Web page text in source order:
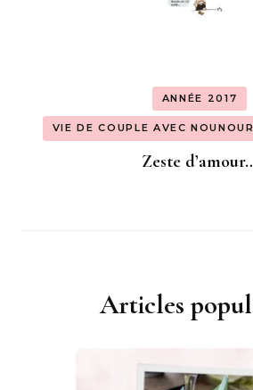
ANNÉE 2017
VIE DE COUPLE AVEC
Zeste
Articles